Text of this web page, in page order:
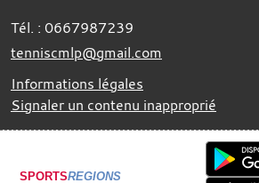
Tél. : 0667987239
tenniscmlp@gmail.com
Informations légales
Signaler un contenu inapproprié
SPORTSREGIONS